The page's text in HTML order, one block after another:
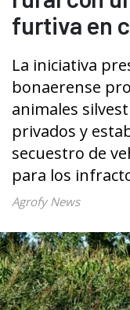
furtiva en
La iniciativa
bonaerense
animales
privados y
secuestro de
para los
Agrofy News